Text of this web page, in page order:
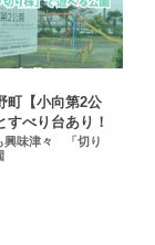
町【小向第2公
すべり台あり！
興味津々 「切り